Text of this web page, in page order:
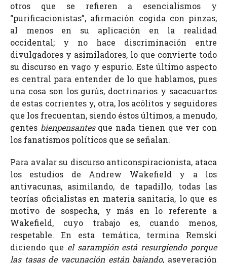
otros que se refieren a esencialismos y
“purificacionistas”, afirmación cogida con pinzas,
al menos en su aplicación en la realidad
occidental; y no hace discriminación entre
divulgadores y asimiladores, lo que convierte todo
su discurso en vago y espurio. Este último aspecto
es central para entender de lo que hablamos, pues
una cosa son los gurús, doctrinarios y sacacuartos
de estas corrientes y, otra, los acólitos y seguidores
que los frecuentan, siendo éstos últimos, a menudo,
gentes bienpensantesque nada tienen que ver con
los fanatismos políticos que se señalan.
Para avalar su discurso anticonspiracionista, ataca
los estudios de Andrew Wakefield y a los
antivacunas, asimilando, de tapadillo, todas las
teorías oficialistas en materia sanitaria, lo que es
motivo de sospecha, y más en lo referente a
Wakefield, cuyo trabajo es, cuando menos,
respetable. En esta temática, termina Remski
diciendo que el sarampión está resurgiendo porque
las tasas de vacunación están bajando, aseveración